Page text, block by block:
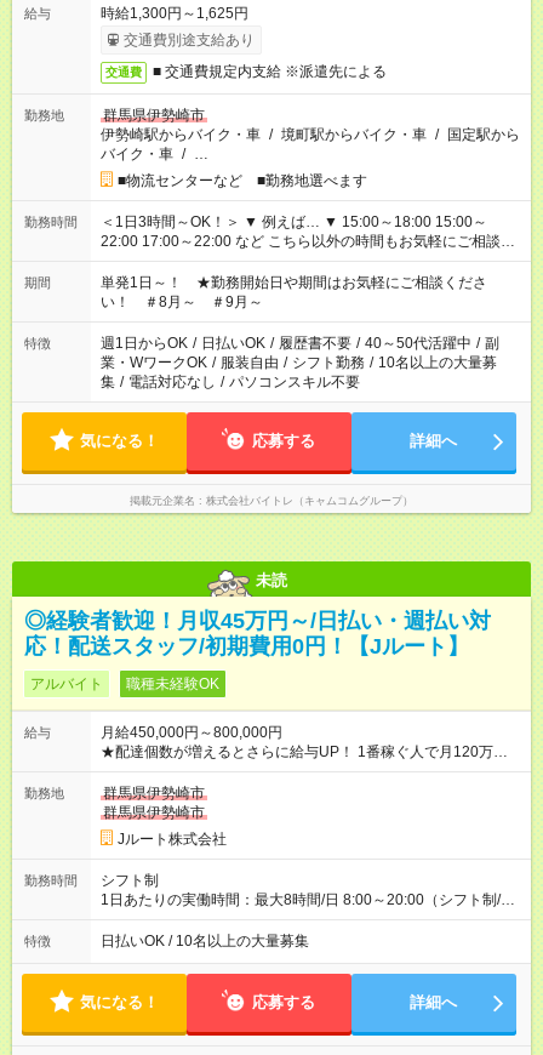
給与
時給1,300円～1,625円
交通費別途支給あり
交通費 ■ 交通費規定内支給 ※派遣先による
勤務地
群馬県伊勢崎市
伊勢崎駅からバイク・車 / 境町駅からバイク・車 / 国定駅から
バイク・車 / …
■物流センターなど ■勤務地選べます
勤務時間
＜1日3時間～OK！＞ ▼ 例えば… ▼ 15:00～18:00 15:00～
22:00 17:00～22:00 など こちら以外の時間もお気軽にご相談く
ださい！
期間
単発1日～！ ★勤務開始日や期間はお気軽にご相談くださ
い！ ＃8月～ ＃9月～
特徴 週1日からOK / 日払いOK / 履歴書不要 / 40～50代活躍中 / 副
業・WワークOK / 服装自由 / シフト勤務 / 10名以上の大量募
集 / 電話対応なし / パソコンスキル不要
気になる！ 応募する 詳細へ
掲載元企業名 株式会社バイトレ（キャムコムグループ）
未読
◎経験者歓迎！月収45万円～/日払い・週払い対
応！配送スタッフ/初期費用0円！【Jルート】
アルバイト 職種未経験OK
給与
月給450,000円～800,000円
★配達個数が増えるとさらに給与UP！ 1番稼ぐ人で月120万ほ
ど！ ・主要都市エリア 月収55万円／週5日稼働 月収65万~112
万円／週6日稼働 ・地方郊外エリア 月収40万円／週5日稼働 月
収40万円~50万円／週6日稼働 ＜モデルイメージ＞ ■月収50万
円 (27歳男性/江東区在住)※元建築関係 1日150個配達×25日勤務
(日休み) ■月収80万円(43歳男性/墨田区在住)※元営業 1日200個
勤務地
群馬県伊勢崎市
群馬県伊勢崎市
Jルート株式会社
勤務時間
シフト制
1日あたりの実働時間：最大8時間/日 8:00～20:00（シフト制/実
働8時間） ※週5日勤務（場所次第では週4も有り） ※配達状況に
よって時間外での勤務可能性有り ※案件により多少の前後あり
特徴 日払いOK / 10名以上の大量募集
気になる！ 応募する 詳細へ